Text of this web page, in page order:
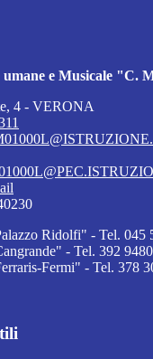
umane e Musicale "C.
4 - VERONA
Ridolfi" - Tel. 045
- Tel. 392
Fermi" - Tel. 378